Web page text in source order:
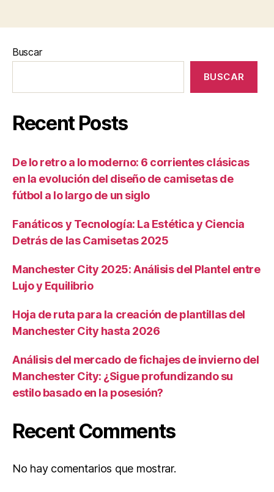
Buscar
BUSCAR
Recent Posts
De lo retro a lo moderno: 6 corrientes clásicas
en la evolución del diseño de camisetas de
fútbol a lo largo de un siglo
Fanáticos y Tecnología: La Estética y Ciencia
Detrás de las Camisetas 2025
Manchester City 2025: Análisis del Plantel entre
Lujo y Equilibrio
Hoja de ruta para la creación de plantillas del
Manchester City hasta 2026
Análisis del mercado de fichajes de invierno del
Manchester City: ¿Sigue profundizando su
estilo basado en la posesión?
Recent Comments
No hay comentarios que mostrar.